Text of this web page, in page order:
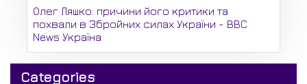
Олег Ляшко: причини його критики та
похвали в Збройних силах України - BBC
News Україна
Categories